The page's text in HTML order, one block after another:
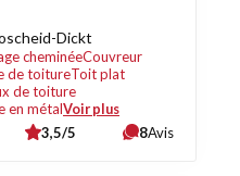
Dickt
cheminéeCouvreur
de toitureToit plat
de toiture
en métalVoir plus
3,5/5 8Avis